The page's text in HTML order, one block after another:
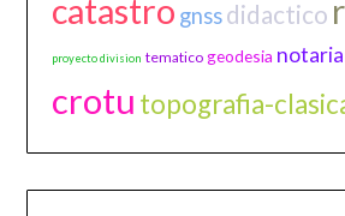
catastro gnssdidactico
proyecto division tematico geodesia notaria
crotu topografia-